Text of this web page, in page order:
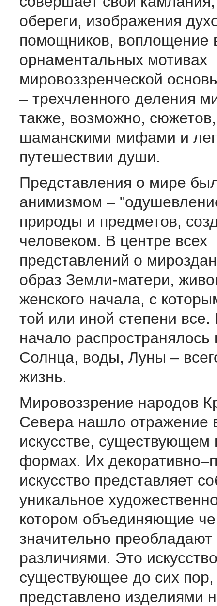
обереги, изображения
помощников, воплощение
орнаментальных мотивах
мировоззренческой
– трехчленного деления
также, возможно,
шаманскими мифами и
путешествии души.
Представления о мире
анимизмом –
природы и предметов,
человеком. В центре всех
представлений о
образ Земли-матери,
женского начала, с
той или иной степени
начало
Солнца, воды, Луны –
жизнь.
Мировоззрение народов
Севера нашло отражение
искусстве, существующем
формах. Их
искусство представляет
уникальное
котором объединяющие
значительно преобладают
различиями. Это
существующее до сих пор,
представлено изделиями